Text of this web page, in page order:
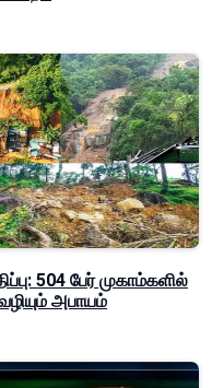
504 பேர் முகாம்களில்
அபாயம்